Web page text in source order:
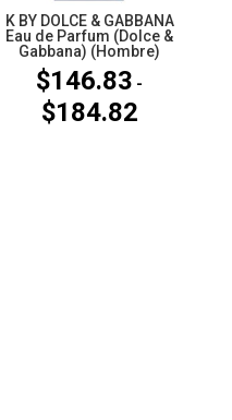
K BY DOLCE & GABBANA
Eau de Parfum (Dolce &
Gabbana) (Hombre)
$146.83 -
$184.82Rango